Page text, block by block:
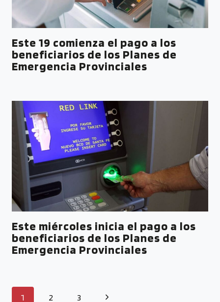
Este 19 comienza el pago a los
beneficiarios de los Planes de
Emergencia Provinciales
Este miércoles inicia el pago a los
beneficiarios de los Planes de
Emergencia Provinciales
1 2 3